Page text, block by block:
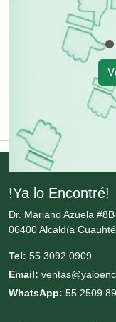
Contadores
Control
Cortinas,
Cremerías
!Ya lo Encontré!
Dr. Mariano Azuela
06400 Alcaldía
Tel: 55 3092 0909
Email:
WhatsApp: 55 2509